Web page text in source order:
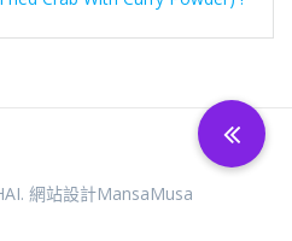
網站設計MansaMusa